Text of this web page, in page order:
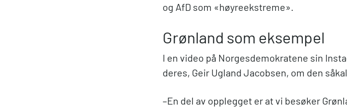
og AfD som «høyreekstreme».
Grønland som eksempel
I en video på Norgesdemokratene sin
deres, Geir Ugland Jacobsen, om den
–En del av opplegget er at vi besøker